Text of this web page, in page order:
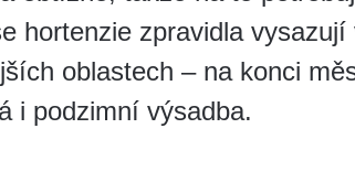
hortenzie zpravidla
oblastech – na konci
i podzimní výsadba.